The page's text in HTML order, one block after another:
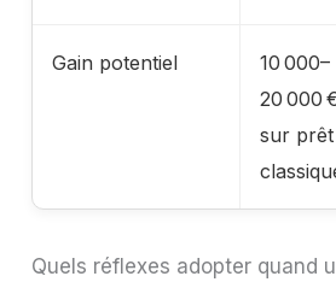
Gain potentiel
10 000–
20 000
sur prêt
Quels réflexes adopter quand